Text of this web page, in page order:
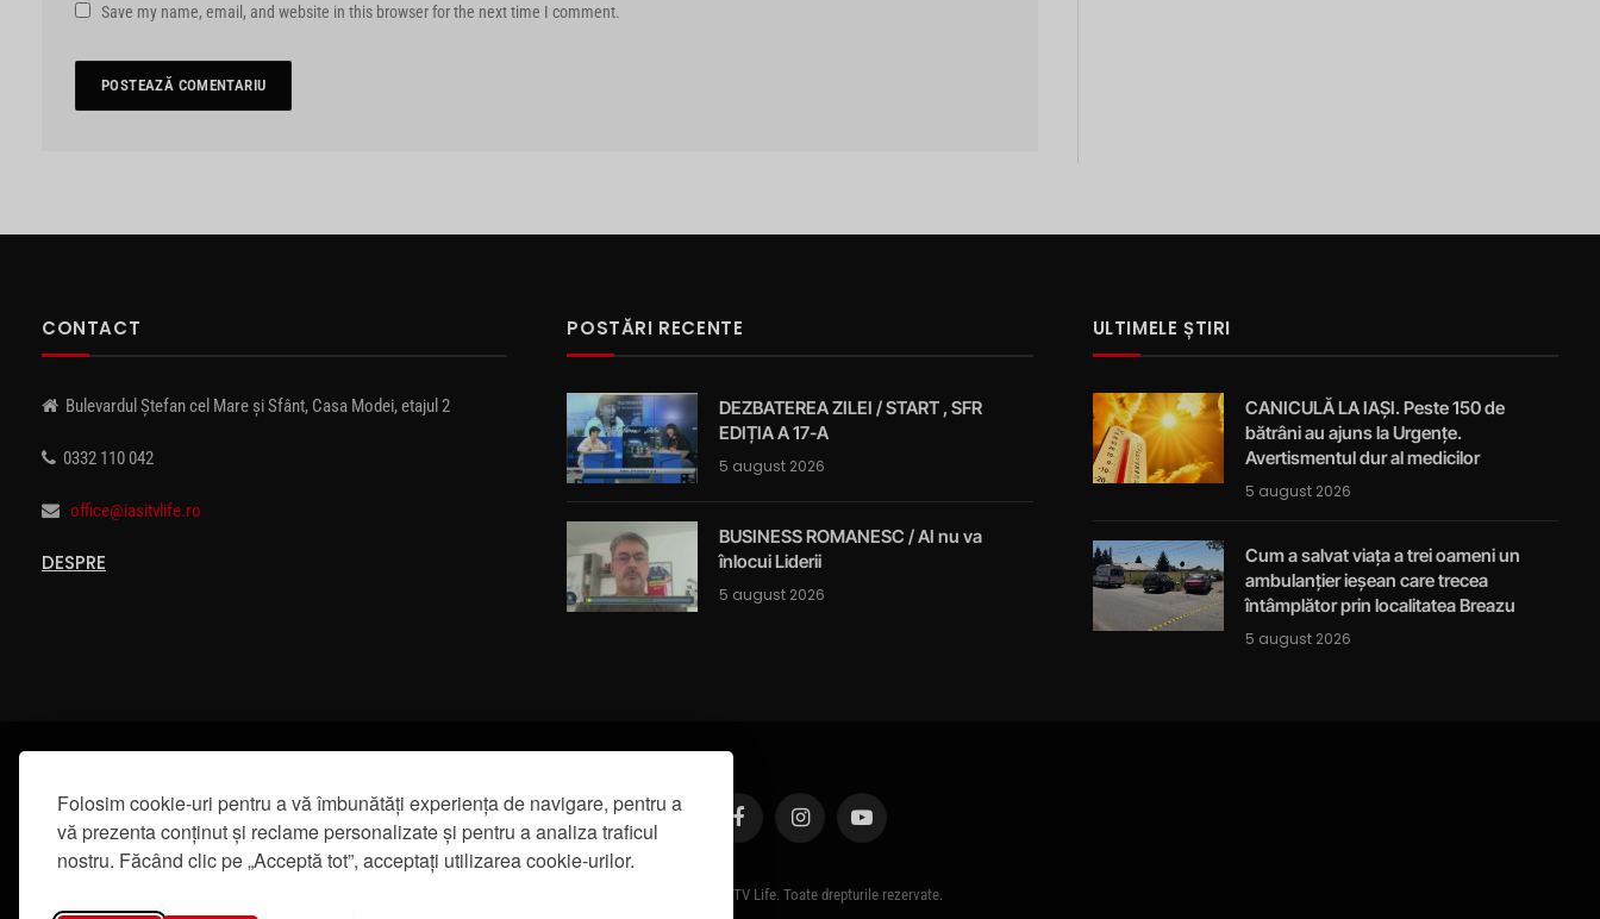
Folosim cookie-uri pentru a vă îmbunătăți experiența de navigare, pentru a
vă prezenta conținut și reclame personalizate și pentru a analiza traficul
nostru. Făcând clic pe „Acceptă tot”, acceptați utilizarea cookie-urilor.
Save my name, email, and website in this browser for the next time I comment.
CONTACT
Bulevardul Ștefan cel Mare și Sfânt, Casa Modei, etajul 2
0332 110 042
office@iasitvlife.ro
DESPRE
POSTĂRI RECENTE
DEZBATEREA ZILEI / START , SFR
EDIȚIA A 17-A
5 august 2026
BUSINESS ROMANESC / AI nu va
înlocui Liderii
5 august 2026
ULTIMELE ȘTIRI
CANICULĂ LA IAȘI. Peste 150 de
bătrâni au ajuns la Urgențe.
Avertismentul dur al medicilor
5 august 2026
Cum a salvat viața a trei oameni un
ambulanțier ieșean care trecea
întâmplător prin localitatea Breazu
5 august 2026
FacebookInstagramYouTube
© 2019 - IasiTV Life. Toate drepturile rezervate.